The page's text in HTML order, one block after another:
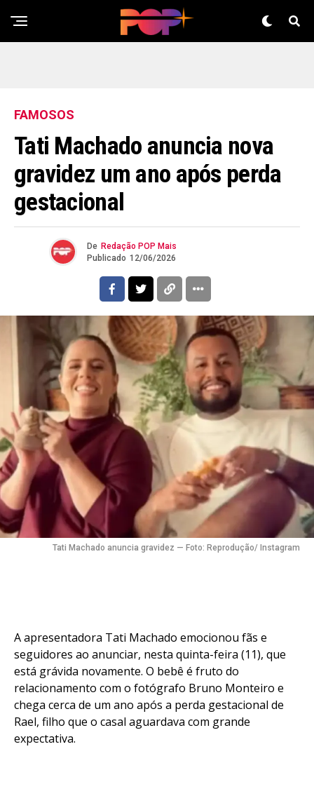
FAMOSOS
Tati Machado anuncia nova
gravidez um ano após perda
gestacional
De Redação POP Mais
Publicado 12/06/2026
Tati Machado anuncia gravidez — Foto: Reprodução/ Instagram
A apresentadora Tati Machado emocionou fãs e
seguidores ao anunciar, nesta quinta-feira (11), que
está grávida novamente. O bebê é fruto do
relacionamento com o fotógrafo Bruno Monteiro e
chega cerca de um ano após a perda gestacional de
Rael, filho que o casal aguardava com grande
expectativa.
Flipboard
Reddit
Pinterest
Whatsapp
Email